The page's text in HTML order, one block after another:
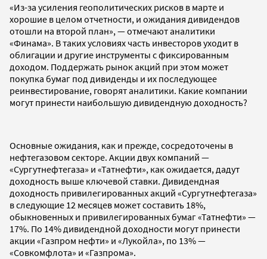
«Из-за усиления геополитических рисков в марте и
хорошие в целом отчетности, и ожидания дивидендов
отошли на второй план», — отмечают аналитики
«Финама». В таких условиях часть инвесторов уходит в
облигации и другие инструменты с фиксированным
доходом. Поддержать рынок акций при этом может
покупка бумаг под дивиденды и их последующее
реинвестирование, говорят аналитики. Какие компании
могут принести наибольшую дивидендную доходность?
Основные ожидания, как и прежде, сосредоточены в
нефтегазовом секторе. Акции двух компаний —
«Сургутнефтегаза» и «Татнефти», как ожидается, дадут
доходность выше ключевой ставки. Дивидендная
доходность привилегированных акций «Сургутнефтегаза»
в следующие 12 месяцев может составить 18%,
обыкновенных и привилегированных бумаг «Татнефти» —
17%. По 14% дивидендной доходности могут принести
акции «Газпром нефти» и «Лукойла», по 13% —
«Совкомфлота» и «Газпрома».